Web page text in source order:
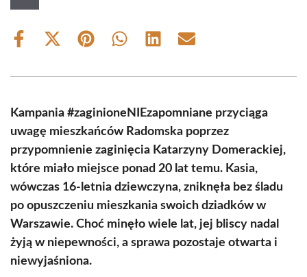
Share
Share
(Twitter)
Share Share Share Share
Kampania #zaginioneNIEzapomniane przyciąga
uwagę mieszkańców Radomska poprzez
przypomnienie zaginięcia Katarzyny Domerackiej,
które miało miejsce ponad 20 lat temu. Kasia,
wówczas 16-letnia dziewczyna, zniknęła bez śladu
po opuszczeniu mieszkania swoich dziadków w
Warszawie. Choć minęło wiele lat, jej bliscy nadal
żyją w niepewności, a sprawa pozostaje otwarta i
niewyjaśniona.